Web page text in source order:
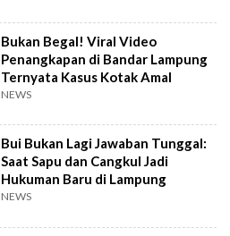
Bukan Begal! Viral Video
Penangkapan di Bandar Lampung
Ternyata Kasus Kotak Amal
NEWS
Bui Bukan Lagi Jawaban Tunggal:
Saat Sapu dan Cangkul Jadi
Hukuman Baru di Lampung
NEWS